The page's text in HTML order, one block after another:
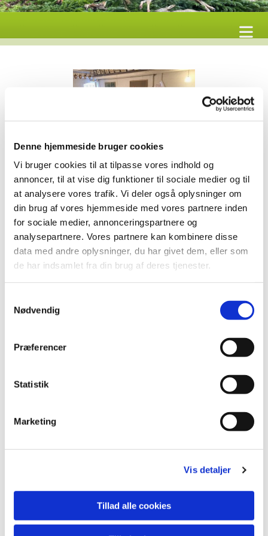
Denne hjemmeside bruger cookies
Vi bruger cookies til at tilpasse vores indhold og
annoncer, til at vise dig funktioner til sociale medier og til
at analysere vores trafik. Vi deler også oplysninger om
din brug af vores hjemmeside med vores partnere inden
for sociale medier, annonceringspartnere og
analysepartnere. Vores partnere kan kombinere disse
data med andre oplysninger, du har givet dem, eller som
de har indsamlet fra din brug af deres tjenester.
Nødvendig
Præferencer
Statistik
Marketing
Vis detaljer
Tillad alle cookies
Rævejagt 21.01.17
Sæsonens sidste jagt er traditionen tro en rævejagt selvom der
efterhånden er vildtarter med jagttid i januar.
Dagens jagt startede med en tåge der gjorde det vanskeligt at
se om det var høne eller kok, når der kom høje fasaner så det
betød at der ikke blev skudt til de fasaner vi så i første såt.
Flere havde sat næsen op efter snepper men de udeblev på
dagen, med et par enkelte undtagelser.
en på paraden flot leveret af dagens rævejæger Rene Andersen
og dermed var sæsonens 3. ræv leveret.
super god og hyggelig dag, der blev jagtet igennem til kl. ca.
13, hvorefter vi gik i jagtstuen og indtog Vildt Gullash, et hit
TAK til alle deltagende jægere på sæsonens jagter, det har
været en super sæon med mange gode jagtdage og super godt